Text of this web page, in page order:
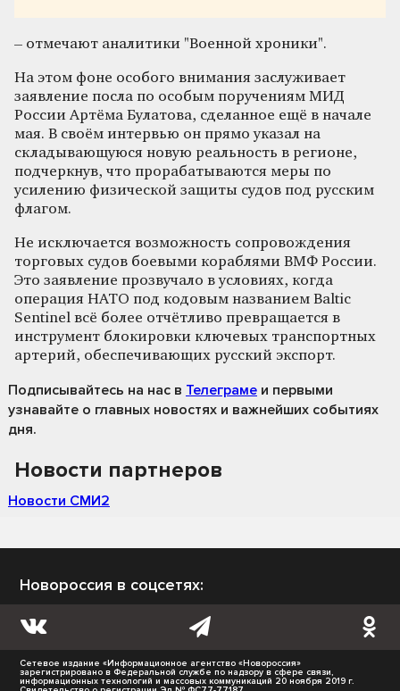
– отмечают аналитики "Военной хроники".
На этом фоне особого внимания заслуживает
заявление посла по особым поручениям МИД
России Артёма Булатова, сделанное ещё в начале
мая. В своём интервью он прямо указал на
складывающуюся новую реальность в регионе,
подчеркнув, что прорабатываются меры по
усилению физической защиты судов под русским
флагом.
Не исключается возможность сопровождения
торговых судов боевыми кораблями ВМФ России.
Это заявление прозвучало в условиях, когда
операция НАТО под кодовым названием Baltic
Sentinel всё более отчётливо превращается в
инструмент блокировки ключевых транспортных
артерий, обеспечивающих русский экспорт.
Подписывайтесь на нас в Телеграме и первыми
узнавайте о главных новостях и важнейших событиях
дня.
Новости партнеров
Новости СМИ2
Новороссия в соцсетях:
Сетевое издание «Информационное агентство «Новороссия»
зарегистрировано в Федеральной службе по надзору в сфере связи,
информационных технологий и массовых коммуникаций 20 ноября 2019 г.